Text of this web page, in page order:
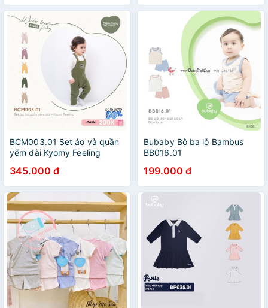
BCM003.01 Set áo và quần
yếm dài Kyomy Feeling
345.000 đ
Bubaby Bộ ba lỗ Bambus
BB016.01
199.000 đ